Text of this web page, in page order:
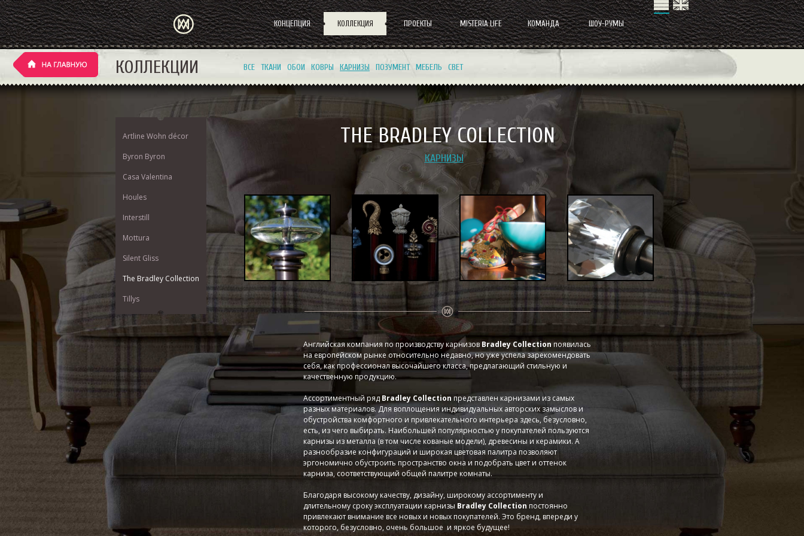
КОНЦЕПЦИЯ КОЛЛЕКЦИЯ ПРОЕКТЫ MISTERIA LIFE КОМАНДА ШОУ-РУМЫ
КОЛЛЕКЦИИ ВСЕ ТКАНИ ОБОИ КОВРЫ КАРНИЗЫ ПОЗУМЕНТ МЕБЕЛЬ СВЕТ
Artline Wohn décor
Byron Byron
Casa Valentina
Houles
Interstill
Mottura
Silent Gliss
The Bradley Collection
Tillys
THE BRADLEY COLLECTION
КАРНИЗЫ
Английская компания по производству карнизов Bradley Collection появилась
на европейском рынке относительно недавно, но уже успела зарекомендовать
себя, как профессионал высочайшего класса, предлагающий стильную и
качественную продукцию.
Ассортиментный ряд Bradley Collection представлен карнизами из самых
разных материалов. Для воплощения индивидуальных авторских замыслов и
обустройства комфортного и привлекательного интерьера здесь, безусловно,
есть, из чего выбирать. Наибольшей популярностью у покупателей пользуются
карнизы из металла (в том числе кованые модели), древесины и керамики. А
разнообразие конфигураций и широкая цветовая палитра позволяют
эргономично обустроить пространство окна и подобрать цвет и оттенок
карниза, соответствующий общей палитре комнаты.
Благодаря высокому качеству, дизайну, широкому ассортименту и
длительному сроку эксплуатации карнизы Bradley Collection постоянно
привлекают внимание все новых и новых покупателей. Это бренд, впереди у
которого, безусловно, очень большое и яркое будущее!